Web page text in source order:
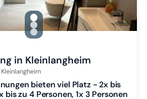
gallery.slide_selector
Zu Slide 1 wechseln
Zu Slide 2 wechseln
Zu Slide 3 wechseln
in Kleinlangheim
Kleinlangheim
bieten viel Platz - 2x bis
bis zu 4 Personen, 1x 3 Personen